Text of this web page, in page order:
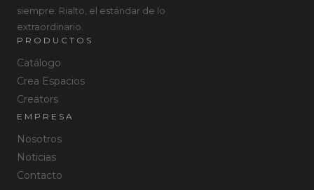
siempre. Rialto, el estándar de lo
extraordinario.
PRODUCTOS
Catálogo
Crea Espacios
Creators
EMPRESA
Nosotros
Noticias
Contacto